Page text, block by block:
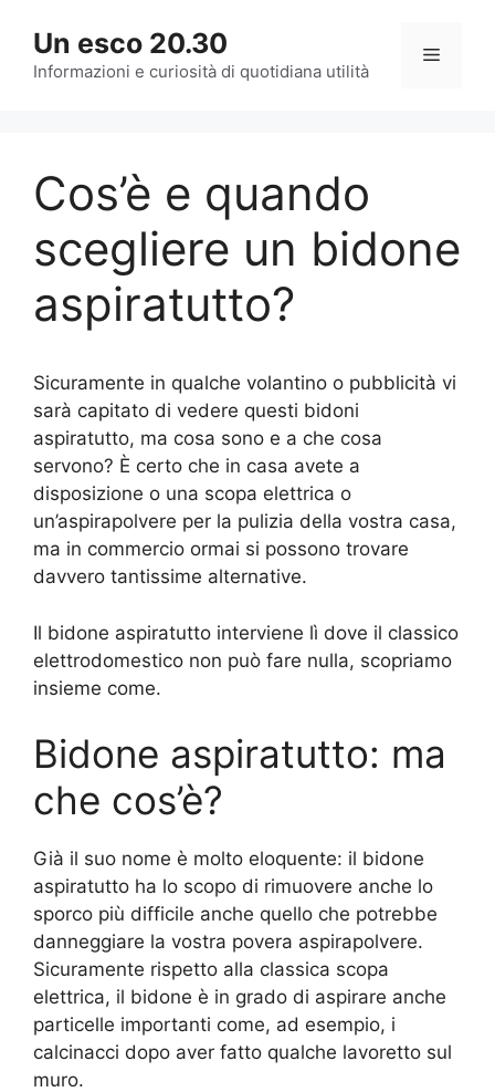
contenuto
Un esco 20.30
Informazioni e curiosità di quotidiana utilità
Menu
Cos’è e quando
scegliere un bidone
aspiratutto?
Sicuramente in qualche volantino o pubblicità vi
sarà capitato di vedere questi bidoni
aspiratutto, ma cosa sono e a che cosa
servono? È certo che in casa avete a
disposizione o una scopa elettrica o
un’aspirapolvere per la pulizia della vostra casa,
ma in commercio ormai si possono trovare
davvero tantissime alternative.
Il bidone aspiratutto interviene lì dove il classico
elettrodomestico non può fare nulla, scopriamo
insieme come.
Bidone aspiratutto: ma
che cos’è?
Già il suo nome è molto eloquente: il bidone
aspiratutto ha lo scopo di rimuovere anche lo
sporco più difficile anche quello che potrebbe
danneggiare la vostra povera aspirapolvere.
Sicuramente rispetto alla classica scopa
elettrica, il bidone è in grado di aspirare anche
particelle importanti come, ad esempio, i
calcinacci dopo aver fatto qualche lavoretto sul
muro.